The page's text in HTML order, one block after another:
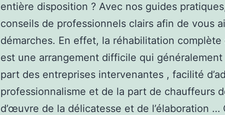
entière disposition ? Avec nos guides
conseils de professionnels clairs afin de vous
démarches. En effet, la réhabilitation complète
est une arrangement difficile qui
part des entreprises intervenantes , facilité
professionnalisme et de la part de chauffeurs
d’œuvre de la délicatesse et de l’élaboration …